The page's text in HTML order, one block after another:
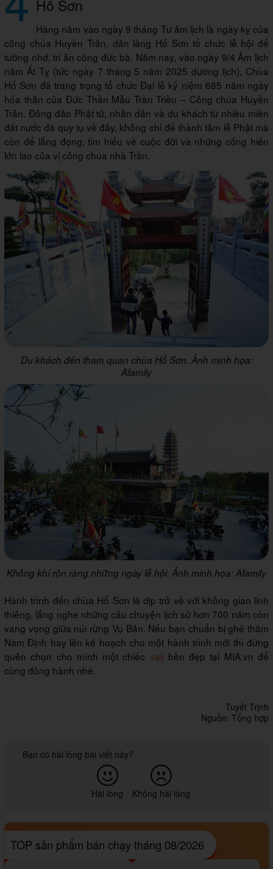
Hổ Sơn
Hàng năm vào ngày 9 tháng Tư âm lịch là ngày kỵ của
công chúa Huyền Trân, dân làng Hổ Sơn tổ chức lễ hội để
tưởng nhớ, tri ân công đức bà. Năm nay, vào ngày 9/4 Âm lịch
năm Ất Tỵ (tức ngày 7 tháng 5 năm 2025 dương lịch), Chùa
Hổ Sơn đã trang trọng tổ chức Đại lễ kỷ niệm 685 năm ngày
hóa thân của Đức Thần Mẫu Trần Triều – Công chúa Huyền
Trân. Đông đảo Phật tử, nhân dân và du khách từ nhiều miền
đất nước đã quy tụ về đây, không chỉ để thành tâm lễ Phật mà
còn để lắng đọng, tìm hiểu về cuộc đời và những cống hiến
lớn lao của vị công chúa nhà Trần.
Du khách đến tham quan chùa Hổ Sơn. Ảnh minh họa:
Afamily
Không khí rộn ràng những ngày lễ hội. Ảnh minh họa: Afamily
Hành trình đến chùa Hổ Sơn là dịp trở về với không gian linh
thiêng, lắng nghe những câu chuyện lịch sử hơn 700 năm còn
vang vọng giữa núi rừng Vụ Bản. Nếu bạn chuẩn bị ghé thăm
Nam Định hay lên kế hoạch cho một hành trình mới thì đừng
quên chọn cho mình một chiếc vali bền đẹp tại MIA.vn để
cùng đồng hành nhé.
Tuyết Trịnh
Nguồn: Tổng hợp
Bạn có hài lòng bài viết này?
Hài lòng Không hài lòng
TOP sản phẩm bán chạy tháng 08/2026